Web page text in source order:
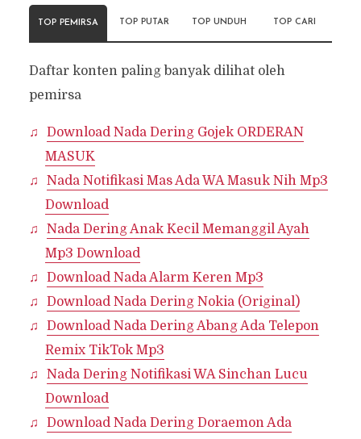
TOP PEMIRSA TOP PUTAR TOP UNDUH TOP CARI
Daftar konten paling banyak dilihat oleh
pemirsa
Download Nada Dering Gojek ORDERAN
MASUK
Nada Notifikasi Mas Ada WA Masuk Nih Mp3
Download
Nada Dering Anak Kecil Memanggil Ayah
Mp3 Download
Download Nada Alarm Keren Mp3
Download Nada Dering Nokia (Original)
Download Nada Dering Abang Ada Telepon
Remix TikTok Mp3
Nada Dering Notifikasi WA Sinchan Lucu
Download
Download Nada Dering Doraemon Ada